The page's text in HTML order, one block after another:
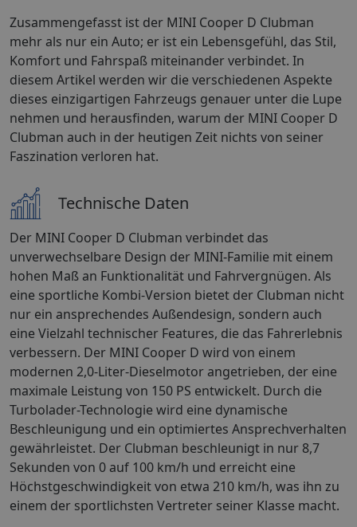
Zusammengefasst ist der MINI Cooper D Clubman
mehr als nur ein Auto; er ist ein Lebensgefühl, das Stil,
Komfort und Fahrspaß miteinander verbindet. In
diesem Artikel werden wir die verschiedenen Aspekte
dieses einzigartigen Fahrzeugs genauer unter die Lupe
nehmen und herausfinden, warum der MINI Cooper D
Clubman auch in der heutigen Zeit nichts von seiner
Faszination verloren hat.
Technische Daten
Der MINI Cooper D Clubman verbindet das
unverwechselbare Design der MINI-Familie mit einem
hohen Maß an Funktionalität und Fahrvergnügen. Als
eine sportliche Kombi-Version bietet der Clubman nicht
nur ein ansprechendes Außendesign, sondern auch
eine Vielzahl technischer Features, die das Fahrerlebnis
verbessern. Der MINI Cooper D wird von einem
modernen 2,0-Liter-Dieselmotor angetrieben, der eine
maximale Leistung von 150 PS entwickelt. Durch die
Turbolader-Technologie wird eine dynamische
Beschleunigung und ein optimiertes Ansprechverhalten
gewährleistet. Der Clubman beschleunigt in nur 8,7
Sekunden von 0 auf 100 km/h und erreicht eine
Höchstgeschwindigkeit von etwa 210 km/h, was ihn zu
einem der sportlichsten Vertreter seiner Klasse macht.